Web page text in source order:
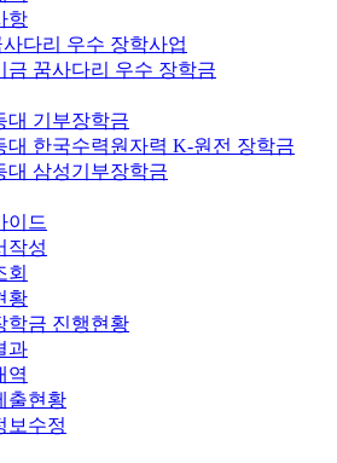
항
다리 우수 장학사업
금 꿈사다리 우수 장학금
대 기부장학금
대 한국수력원자력 K-원전 장학금
대 삼성기부장학금
이드
작성
회
황
학금 진행현황
과
역
출현황
보수정